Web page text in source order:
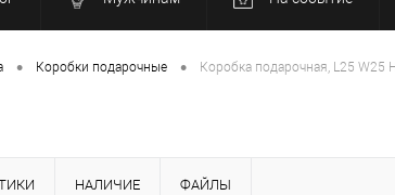
• Коробки подарочные • Коробка подарочная, L25 W25
НАЛИЧИЕ ФАЙЛЫ